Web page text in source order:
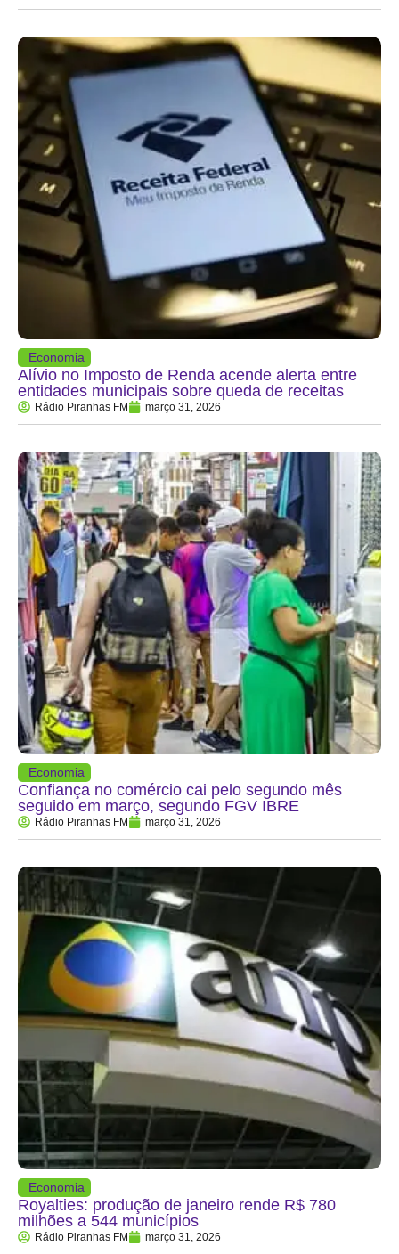
Economia
Alívio no Imposto de Renda acende alerta entre
entidades municipais sobre queda de receitas
Rádio Piranhas FM março 31, 2026
Economia
Confiança no comércio cai pelo segundo mês
seguido em março, segundo FGV IBRE
Rádio Piranhas FM março 31, 2026
Economia
Royalties: produção de janeiro rende R$ 780
milhões a 544 municípios
Rádio Piranhas FM março 31, 2026